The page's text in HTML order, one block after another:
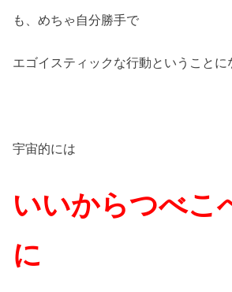
も、めちゃ自分勝手で
エゴイスティックな行動ということに
宇宙的には
いいからつべこ
に